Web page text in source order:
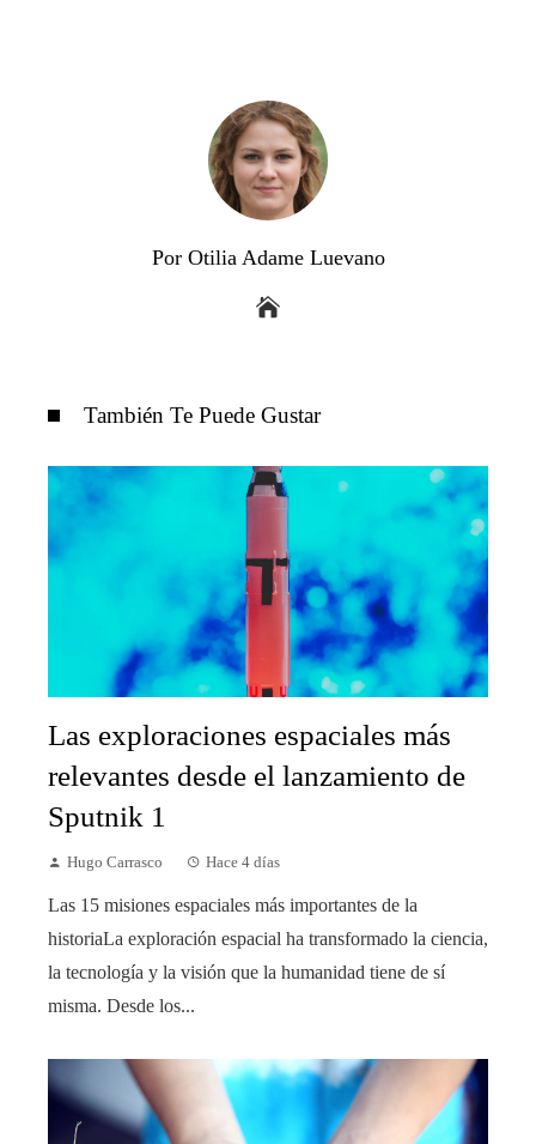
Por Otilia Adame Luevano
También Te Puede Gustar
Las exploraciones espaciales más
relevantes desde el lanzamiento de
Sputnik 1
Hugo Carrasco Hace 4 días
Las 15 misiones espaciales más importantes de la
historiaLa exploración espacial ha transformado la ciencia,
la tecnología y la visión que la humanidad tiene de sí
misma. Desde los...